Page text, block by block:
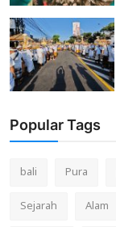
Popular Tags
bali Pura
Sejarah
Alam